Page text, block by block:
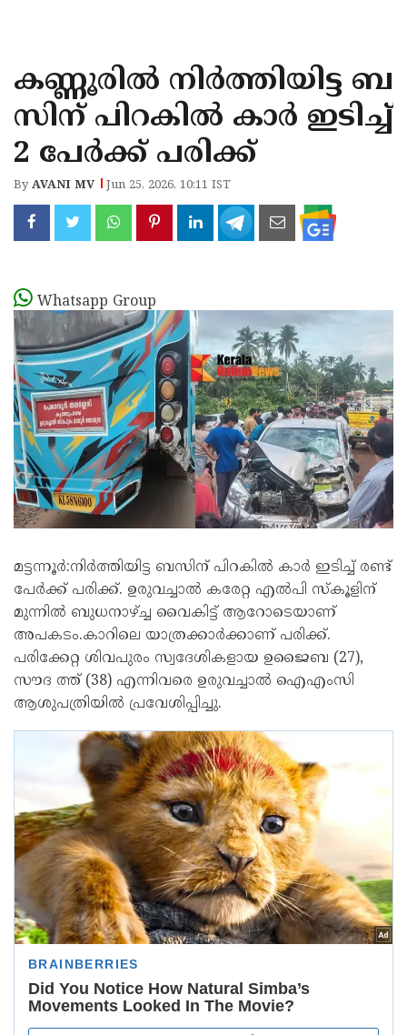
KANNUR
KASARAGOD
കണ്ണൂരിൽ നിർത്തിയിട്ട ബ
സിന് പിറകിൽ കാർ ഇടിച്ച്
2 പേർക്ക് പരിക്ക്
ByAVANI MV Jun 25, 2026, 10:11 IST
Whatsapp Group
മട്ടന്നൂർ:നിർത്തിയിട്ട ബസിന് പിറകിൽ കാർ ഇടിച്ച് രണ്ട്
പേർക്ക് പരിക്ക്. ഉരുവച്ചാൽ കരേറ്റ എൽപി സ്കൂളിന്
മുന്നിൽ ബുധനാഴ്ച്ച വൈകിട്ട് ആറോടെയാണ്
അപകടം.കാറിലെ യാത്രക്കാർക്കാണ് പരിക്ക്.
പരിക്കേറ്റ ശിവപുരം സ്വദേശികളായ ഉജൈബ (27),
സൗദ ത്ത് (38) എന്നിവരെ ഉരുവച്ചാൽ ഐഎംസി
ആശുപത്രിയിൽ പ്രവേശിപ്പിച്ചു.